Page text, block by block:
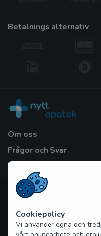
betalnings alternativ
Om oss
Frågor och Svar
Kontakta oss
Upphovsrätt © 2026 nytt-
Cookiepolicy
Vi använder egna och